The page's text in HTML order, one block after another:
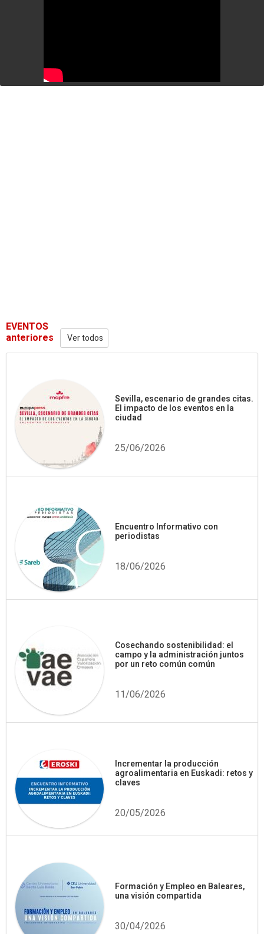
EVENTOS
anteriores Ver todos
Sevilla, escenario de grandes citas.
El impacto de los eventos en la
ciudad
25/06/2026
Encuentro Informativo con
periodistas
18/06/2026
Cosechando sostenibilidad: el
campo y la administración juntos
por un reto común común
11/06/2026
Incrementar la producción
agroalimentaria en Euskadi: retos y
claves
20/05/2026
Formación y Empleo en Baleares,
una visión compartida
30/04/2026